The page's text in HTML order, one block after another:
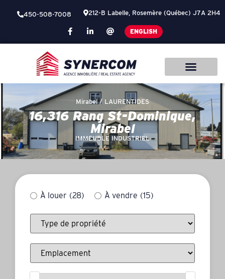
450-508-7008 212-B Labelle, Rosemère (Québec) J7A 2H4
ENGLISH
16,316 Rang St-Dominique,
Mirabel
IMMEUBLE INDUSTRIEL
Mirabel / LAURENTIDES
À louer (28) À vendre (15)